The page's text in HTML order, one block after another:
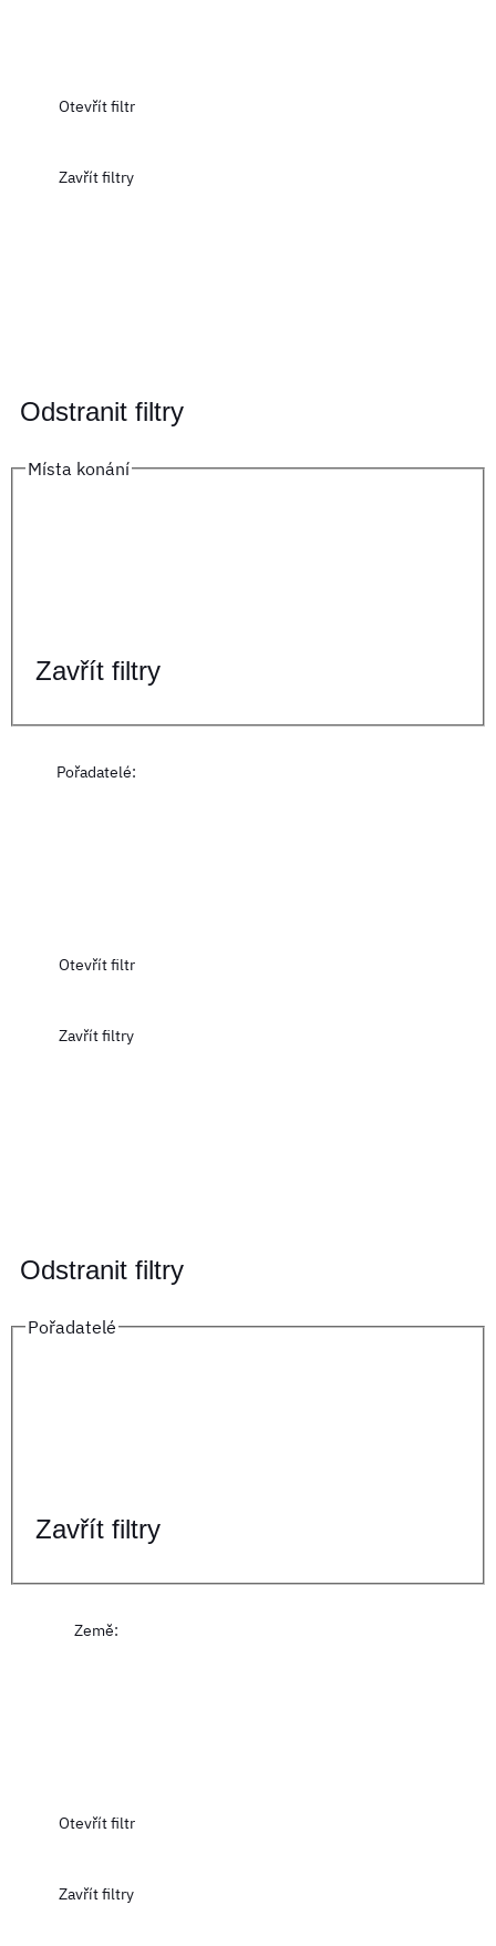
Otevřít filtr
Zavřít filtry
Odstranit filtry
Místa konání
Zavřít filtry
Pořadatelé:
Otevřít filtr
Zavřít filtry
Odstranit filtry
Pořadatelé
Zavřít filtry
Země:
Otevřít filtr
Zavřít filtry